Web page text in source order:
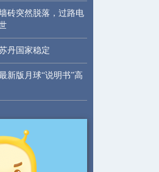
砖突然脱落，过路电
丹国家稳定
新版月球“说明书”高